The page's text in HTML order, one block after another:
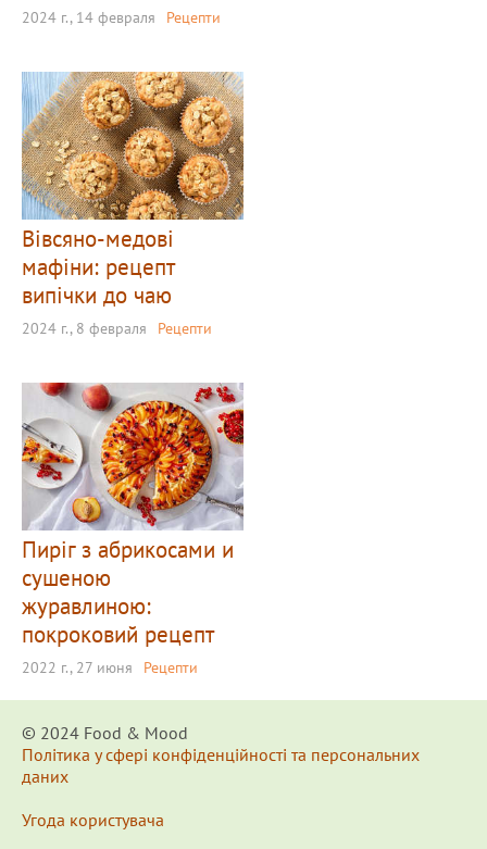
2024 г., 14 февраля Рецепти
Вівсяно-медові
мафіни: рецепт
випічки до чаю
2024 г., 8 февраля Рецепти
Пиріг з абрикосами и
сушеною
журавлиною:
покроковий рецепт
2022 г., 27 июня Рецепти
© 2024 Food & Мood
Політика у сфері конфіденційності та персональних
даних
Угода користувача